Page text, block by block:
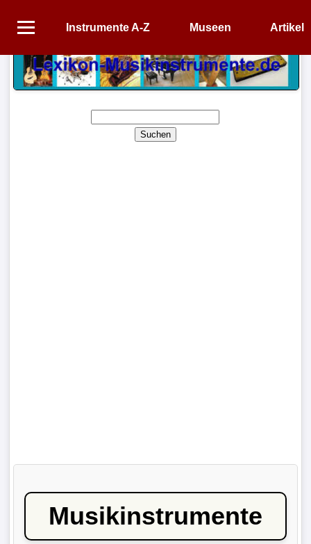
Instrumente A-Z Museen Artikel
Startseite
Instrumente
Suchen
Musikinstrumente